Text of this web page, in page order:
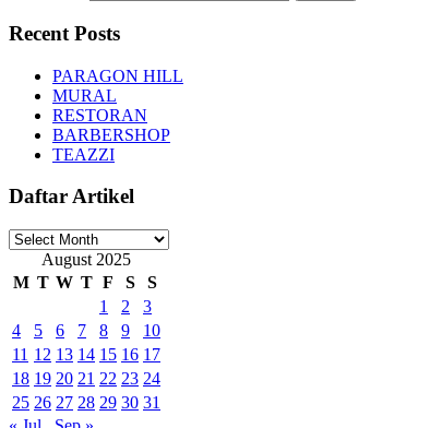
Recent Posts
PARAGON HILL
MURAL
RESTORAN
BARBERSHOP
TEAZZI
Daftar Artikel
Daftar
ArtikelAugust 2025
M T W T F S
S
1
2
3
4
5 6 7 8 9
10
11 12 13 14 15 16 17
18 19 20 21 22 23 24
25 26 27 28 29 30 31